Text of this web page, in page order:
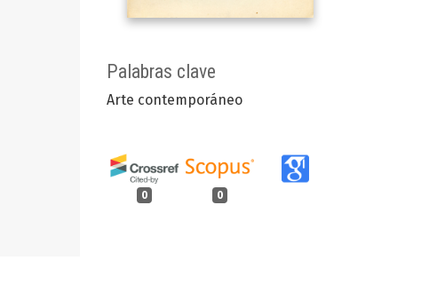
Palabras clave
Arte contemporáneo
0 0